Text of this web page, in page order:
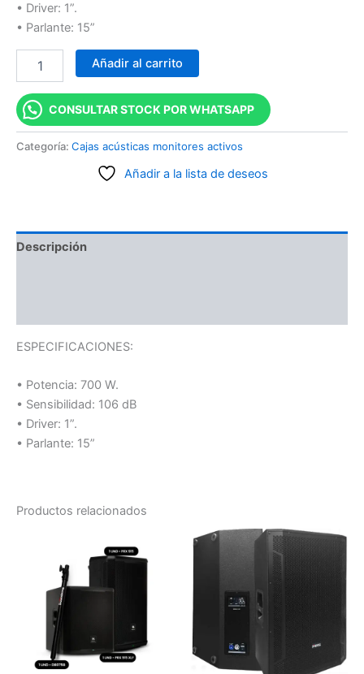
• Driver: 1”.
• Parlante: 15”
Añadir al carrito
CONSULTAR STOCK POR WHATSAPP
Categoría: Cajas acústicas monitores activos
Añadir a la lista de deseos
Descripción
ESPECIFICACIONES:
• Potencia: 700 W.
• Sensibilidad: 106 dB
• Driver: 1”.
• Parlante: 15”
Productos relacionados